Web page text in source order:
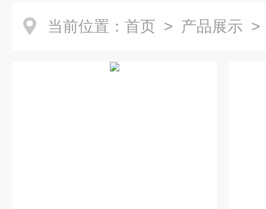
当前位置： 首页 > 产品展示